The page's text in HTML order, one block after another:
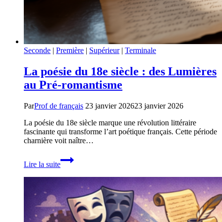
Seconde | Première | Supérieur| Terminale
La poésie du 18e siècle : des Lumières
au Pré-romantisme
ParProf de français 23 janvier 202623 janvier 2026
La poésie du 18e siècle marque une révolution littéraire
fascinante qui transforme l’art poétique français. Cette période
charnière voit naître…
Lire la suitepoésie
:
des
Lumières